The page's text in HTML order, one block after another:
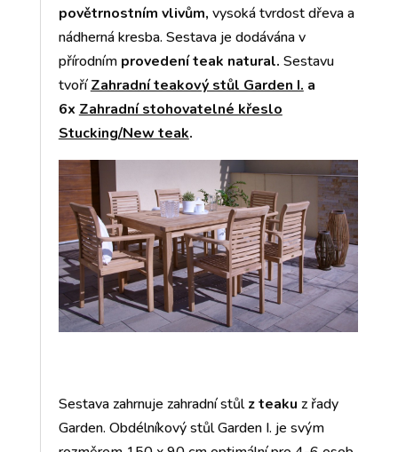
povětrnostním vlivům, vysoká tvrdost dřeva a
nádherná kresba. Sestava je dodávána v
přírodním provedení teak natural. Sestavu
tvoříZahradní teakový stůl Garden I. a
6x Zahradní stohovatelné křeslo
Stucking/New teak.
Sestava zahrnuje zahradní stůlz teaku z řady
Garden. Obdélníkový stůl Garden I. je svým